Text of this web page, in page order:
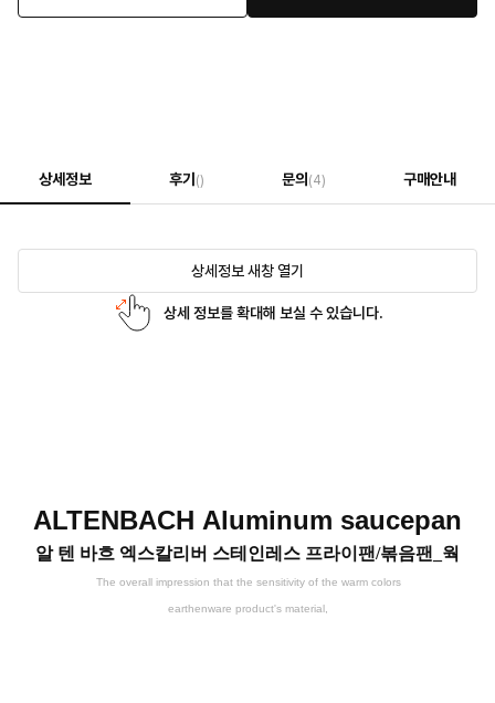
상세정보 후기 () 문의 (4) 구매안내
상세정보 새창 열기
상세 정보를 확대해 보실 수 있습니다.
ALTENBACH Aluminum saucepan
알 텐 바흐 엑스칼리버 스테인레스 프라이팬/볶음팬_웍
The overall impression that the sensitivity of the warm colors
earthenware product's material,